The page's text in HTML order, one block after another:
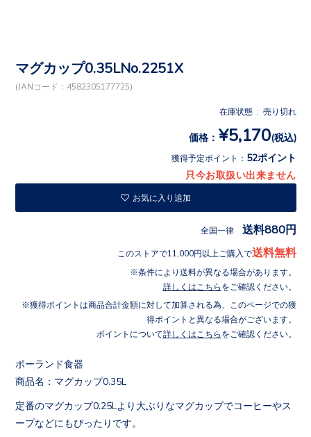
マグカップ0.35LNo.2251X
(JANコード：4582305177725)
在庫状態 : 売り切れ
価格： ¥5,170(税込)
獲得予定ポイント： 52ポイント
只今お取扱い出来ません
お気に入り追加
全国一律 送料880円
このストアで11,000円以上ご購入で送料無料
条件により送料が異なる場合があります。
詳しくはこちら をご確認ください。
獲得ポイントは商品合計金額に対して加算される為、このページでの獲
得ポイントと異なる場合がございます。
ポイントについて詳しくはこちら をご確認ください。
ポーランド食器
商品名：マグカップ0.35L
定番のマグカップ0.25Lより大ぶりなマグカップでコーヒーやス
ープなどにもぴったりです。